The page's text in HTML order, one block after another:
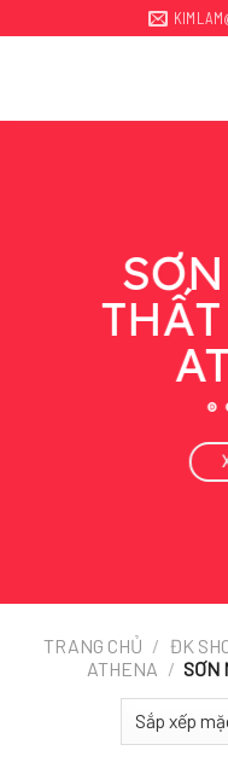
qua
TRANG CHỦ / ĐK
ATHENA / SƠN